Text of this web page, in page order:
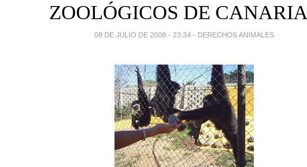
ZOOLÓGICOS DE
08 DE JULIO DE 2008 - 23:34 - DERECHOS ANIMALES